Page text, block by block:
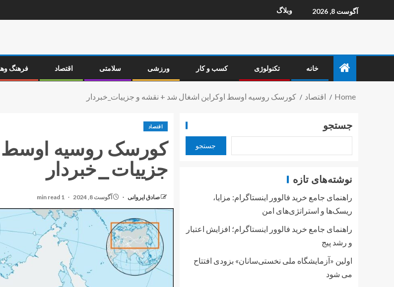
آگوست 8, 2026 وبلاگ
خانه تکنولوژی کسب و کار ورزشی سلامتی اقتصاد فرهنگ
Home اقتصاد کورسک روسیه اوسط اوکراین اشغال شد + نقشه و جزییات_خبردار
اقتصاد
کورسک روسیه اوسط
جزییات_خبردار
صادق ایروانی آگوست 8, 2024 1 min read
جستجو
جستجو
نوشته‌های تازه
راهنمای جامع خرید فالوور اینستاگرام: مزایا،
ریسک‌ها و استراتژی‌های امن
راهنمای جامع خرید فالوور اینستاگرام؛ افزایش اعتبار
و رشد پیج
اولین «آزمایشگاه ملی نخستی‌سانان» بزودی افتتاح
می شود